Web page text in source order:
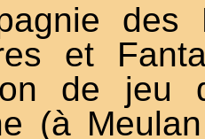
des
et
de jeu
(à